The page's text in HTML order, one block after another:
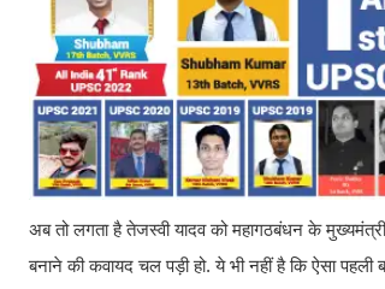
अब तो लगता है तेजस्वी यादव को महागठबंधन के मुख्यमंत्री
बनाने की कवायद चल पड़ी हो. ये भी नहीं है कि ऐसा पहली